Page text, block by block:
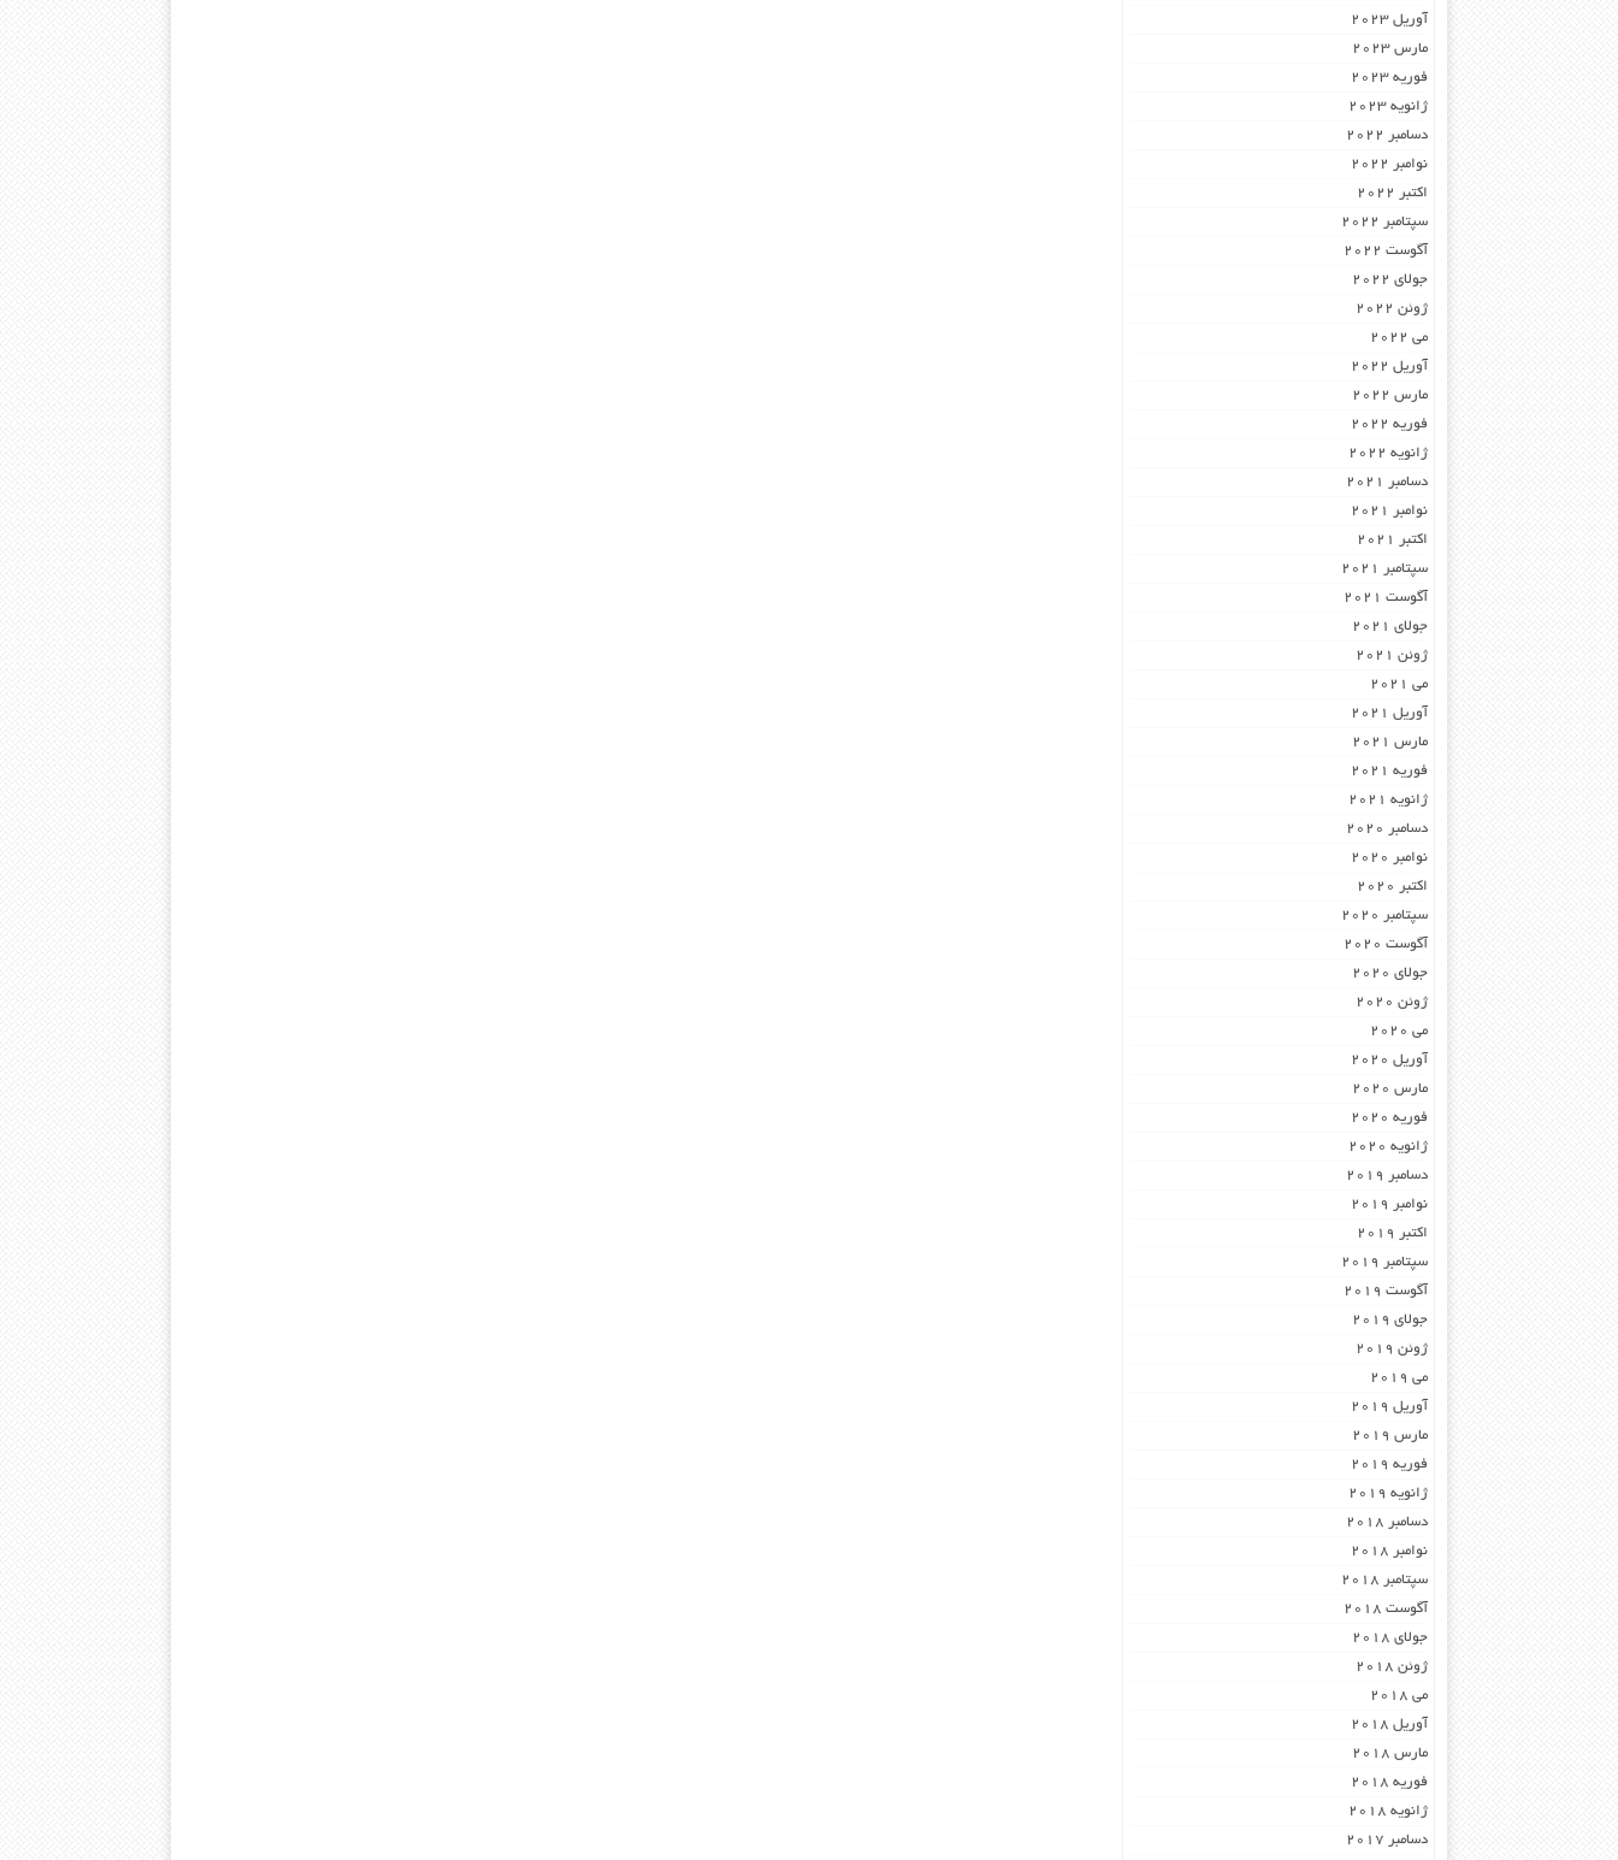
آوریل 2023
مارس 2023
فوریه 2023
ژانویه 2023
دسامبر 2022
نوامبر 2022
اکتبر 2022
سپتامبر 2022
آگوست 2022
جولای 2022
ژوئن 2022
می 2022
آوریل 2022
مارس 2022
فوریه 2022
ژانویه 2022
دسامبر 2021
نوامبر 2021
اکتبر 2021
سپتامبر 2021
آگوست 2021
جولای 2021
ژوئن 2021
می 2021
آوریل 2021
مارس 2021
فوریه 2021
ژانویه 2021
دسامبر 2020
نوامبر 2020
اکتبر 2020
سپتامبر 2020
آگوست 2020
جولای 2020
ژوئن 2020
می 2020
آوریل 2020
مارس 2020
فوریه 2020
ژانویه 2020
دسامبر 2019
نوامبر 2019
اکتبر 2019
سپتامبر 2019
آگوست 2019
جولای 2019
ژوئن 2019
می 2019
آوریل 2019
مارس 2019
فوریه 2019
ژانویه 2019
دسامبر 2018
نوامبر 2018
سپتامبر 2018
آگوست 2018
جولای 2018
ژوئن 2018
می 2018
آوریل 2018
مارس 2018
فوریه 2018
ژانویه 2018
دسامبر 2017